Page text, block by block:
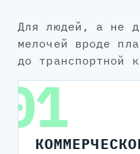
для людей, а не для галочки: без
мелочей вроде
до транспортной
01